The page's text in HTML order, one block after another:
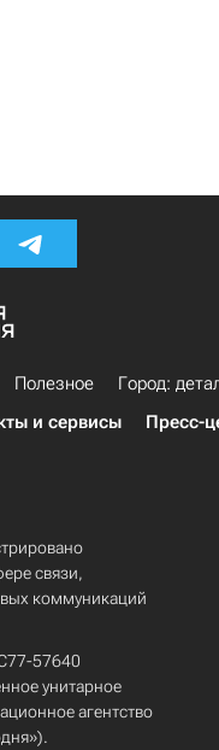
Полезное
Город:
и сервисы Пресс-
связи,
коммуникаций
57640
унитарное
агентство